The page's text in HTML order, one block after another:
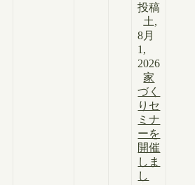
投稿
土,
8月
1,
2026
家
づく
りセ
ミナ
ーを
開催
しま
し